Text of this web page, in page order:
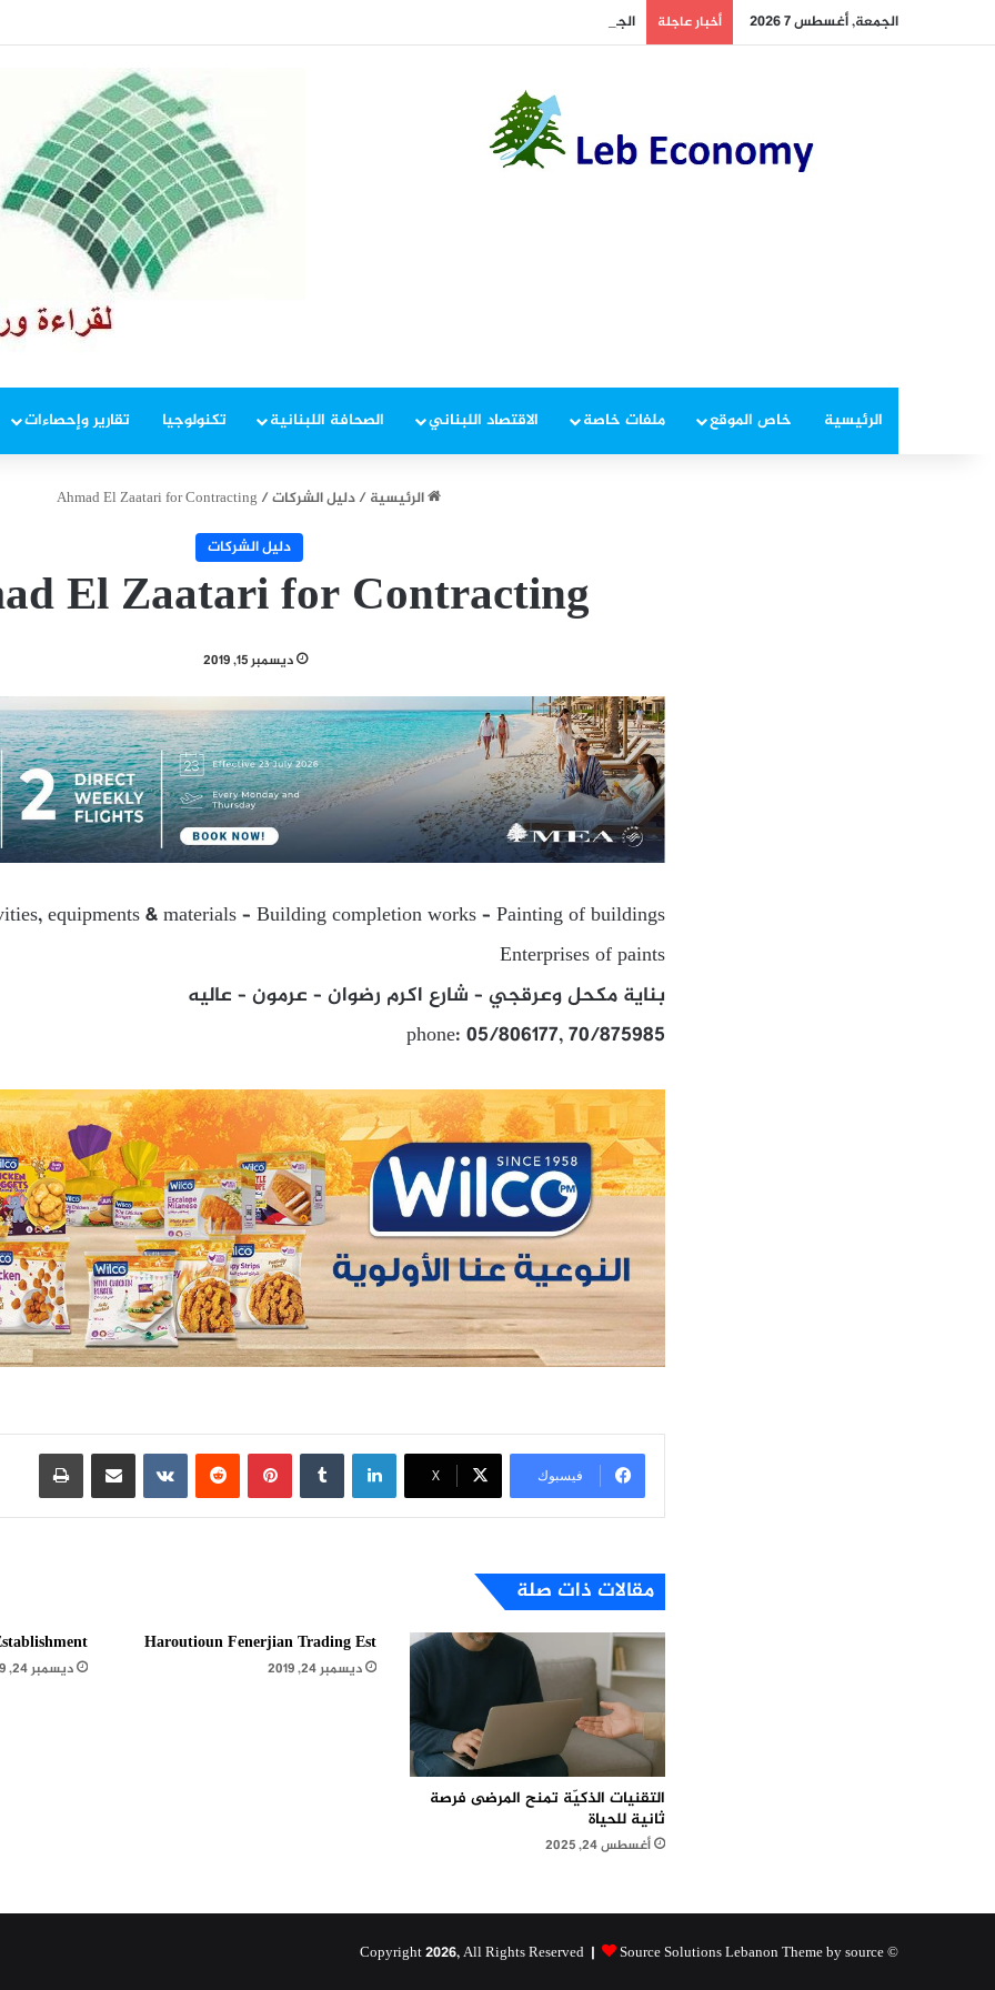
الجمعة, أغسطس 7 2026 أخبار عاجلة الجيش يوقف مطلوبين في إطار ملاحقة المخلين بالأمن
الرئيسية خاص الموقع ملفات خاصة الاقتصاد اللبناني الصحافة اللبنانية تكنولوجيا تقارير وإحصاءات
الرئيسية/دليل الشركات/
Ahmad El Zaatari for Contracting
دليل الشركات
El Zaatari for Contracting
ديسمبر 15, 2019
equipments & materials – Building completion works – Painting of buildings
Enterprises of paints
بناية مكحل وعرقجي – شارع اكرم رضوان – عرمون – عاليه
phone: 05/806177, 70/875985
فيسبوك X
لينكدإن بينتيريست مشاركة عبر البريد طباعة
مقالات ذات صلة
التقنيات الذكيّة تمنح المرضى فرصة
ثانية للحياة
أغسطس 24, 2025
Haroutioun Fenerjian Trading Est
ديسمبر 24, 2019 ديسمبر 24, 2019
© Copyright 2026, All Rights Reserved |
Source Solutions Lebanon Theme by source